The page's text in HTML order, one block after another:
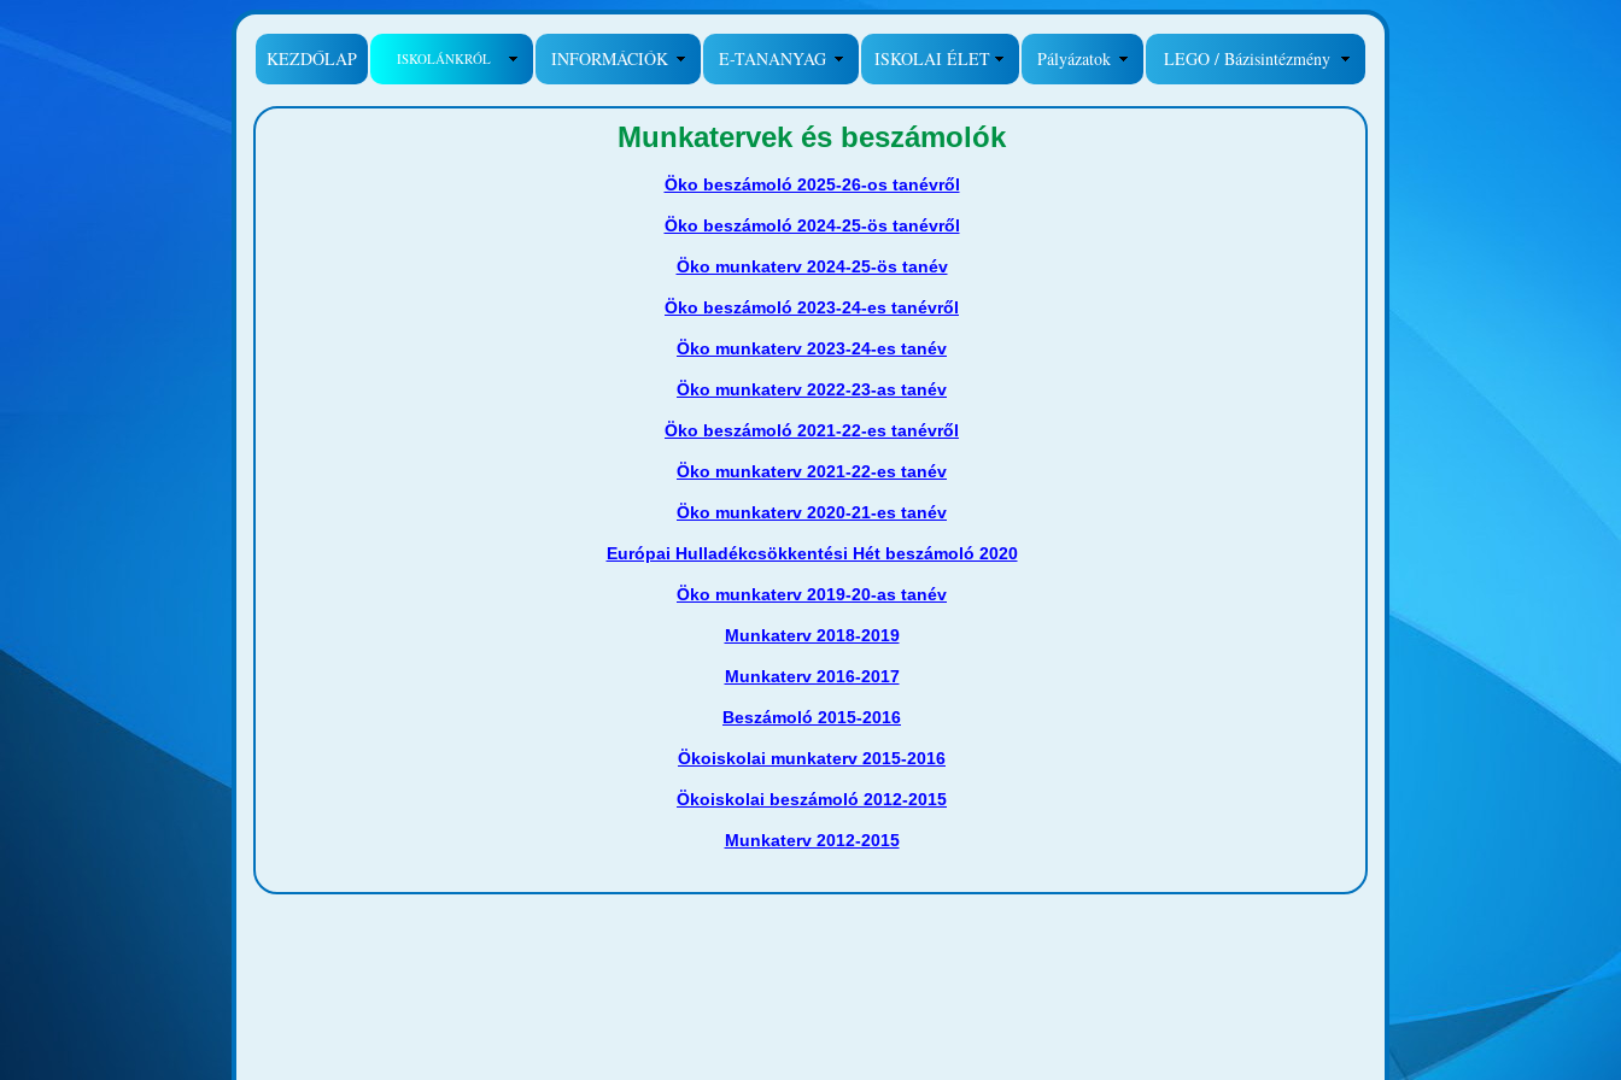
KEZDŐLAP ISKOLÁNKRÓL INFORMÁCIÓK E-TANANYAG ISKOLAI ÉLET Pályázatok LEGO / Bázisintézmény
Munkatervek és beszámolók
Öko beszámoló 2025-26-os tanévről
Öko beszámoló 2024-25-ös tanévről
Öko munkaterv 2024-25-ös tanév
Öko beszámoló 2023-24-es tanévről
Öko munkaterv 2023-24-es tanév
Öko munkaterv 2022-23-as tanév
Öko beszámoló 2021-22-es tanévről
Öko munkaterv 2021-22-es tanév
Öko munkaterv 2020-21-es tanév
Európai Hulladékcsökkentési Hét beszámoló 2020
Öko munkaterv 2019-20-as tanév
Munkaterv 2018-2019
Munkaterv 2016-2017
Beszámoló 2015-2016
Ökoiskolai munkaterv 2015-2016
Ökoiskolai beszámoló 2012-2015
Munkaterv 2012-2015